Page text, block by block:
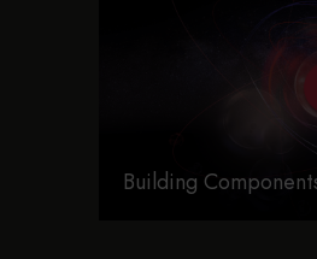
Building